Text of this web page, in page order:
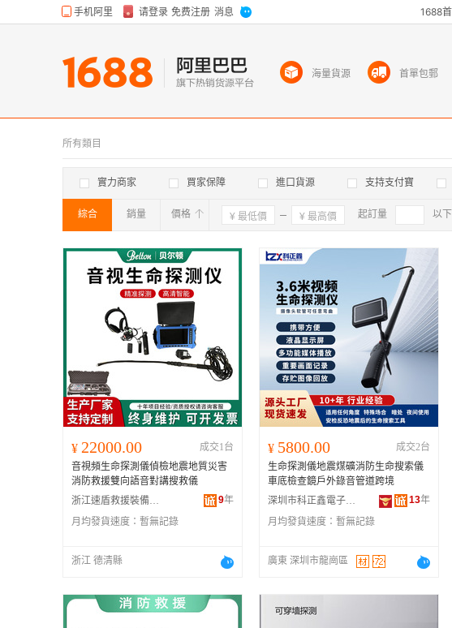
所有類目
實力商家 買家保障 進口貨源 支持支付寶
綜合 銷量 價格 確定 起訂量 以下
確定
¥ 22000.00
成交1台
音視頻生命探測儀偵檢地震地質災害
消防救援雙向語音對講搜救儀
浙江速盾救援裝備有限公司
9年
月均發貨速度： 暫無記錄
浙江 德清縣
¥ 5800.00
成交2台
生命探測儀地震煤礦消防生命搜索儀
車底檢查鏡戶外錄音管道跨境
深圳市科正鑫電子有限公司
13年
月均發貨速度： 暫無記錄
廣東 深圳市龍崗區
海量貨源 首單包郵